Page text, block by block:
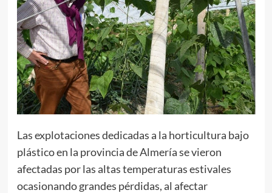
Las explotaciones dedicadas a la horticultura bajo
plástico en la provincia de Almería se vieron
afectadas por las altas temperaturas estivales
ocasionando grandes pérdidas, al afectar